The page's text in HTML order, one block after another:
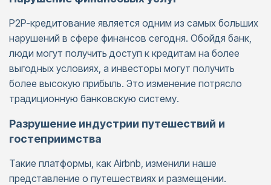
P2P-кредитование является одним из самых больших
нарушений в сфере финансов сегодня. Обойдя банк,
люди могут получить доступ к кредитам на более
выгодных условиях, а инвесторы могут получить
более высокую прибыль. Это изменение потрясло
традиционную банковскую систему.
Разрушение индустрии путешествий и
гостеприимства
Такие платформы, как Airbnb, изменили наше
представление о путешествиях и размещении.